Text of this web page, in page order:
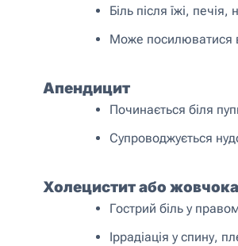
Біль після їжі, печія,
Може посилюватися
Апендицит
Починається біля
Супроводжується
Холецистит або
Гострий біль у
Іррадіація у спину,